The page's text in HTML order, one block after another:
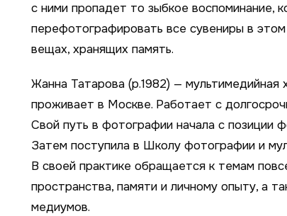
с ними пропадет то зыбкое воспоминание,
перефотографировать все сувениры в
вещах, хранящих память.
Жанна Татарова (р.1982) —
проживает в Москве. Работает с
Свой путь в фотографии начала с позиции
Затем поступила в Школу фотографии и
В своей практике обращается к темам
пространства, памяти и личному опыту, а
медиумов.